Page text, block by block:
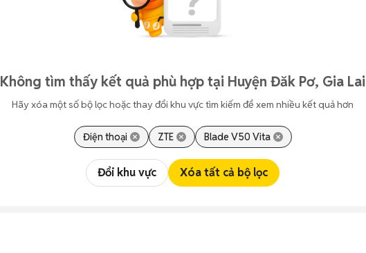
Không tìm thấy kết quả phù hợp tại Huyện Đăk Pơ, Gia Lai
Hãy xóa một số bộ lọc hoặc thay đổi khu vực tìm kiếm để xem nhiều kết quả hơn
Điện thoại ZTE Blade V50 Vita
Đổi khu vực Xóa tất cả bộ lọc